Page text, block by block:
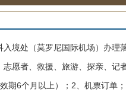
处（莫罗尼国际机场）办理落
者、救援、旅游、探亲、记者
6个月以上）；2、机票订单；